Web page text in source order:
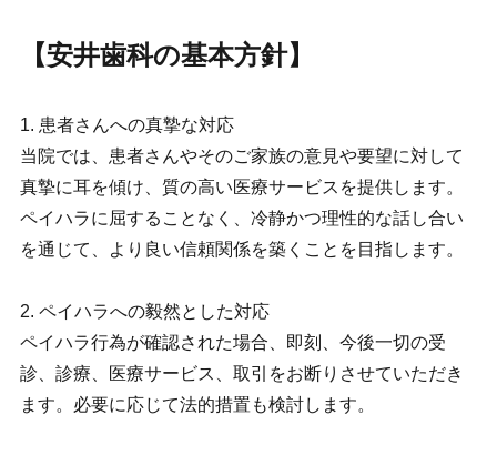
【安井歯科の基本方針】
1. 患者さんへの真摯な対応
当院では、患者さんやそのご家族の意見や要望に対して
真摯に耳を傾け、質の高い医療サービスを提供します。
ペイハラに屈することなく、冷静かつ理性的な話し合い
を通じて、より良い信頼関係を築くことを目指します。
2. ペイハラへの毅然とした対応
ペイハラ行為が確認された場合、即刻、今後一切の受
診、診療、医療サービス、取引をお断りさせていただき
ます。必要に応じて法的措置も検討します。